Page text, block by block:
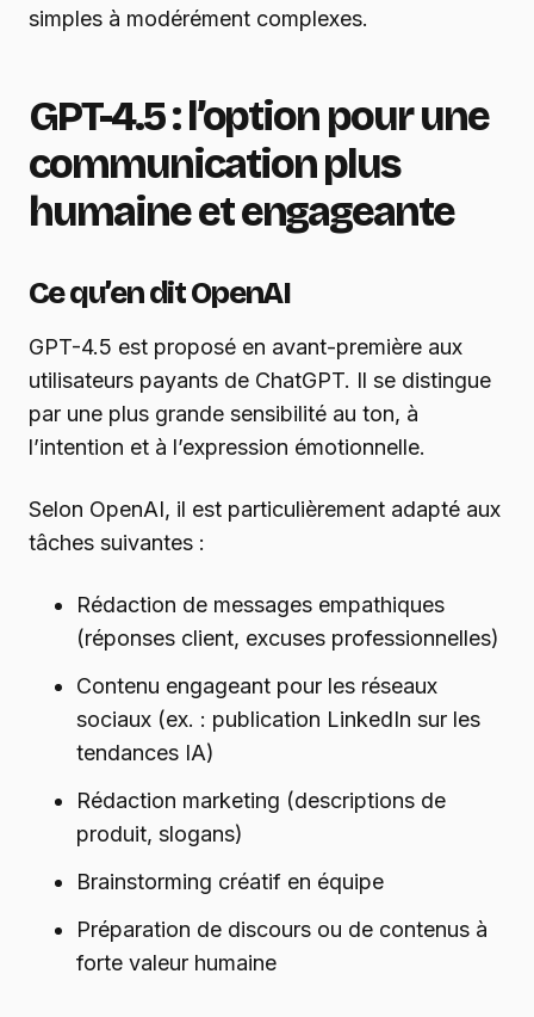
simples à modérément complexes.
GPT-4.5 : l’option pour une
communication plus
humaine et engageante
Ce qu’en dit OpenAI
GPT-4.5 est proposé en avant-première aux
utilisateurs payants de ChatGPT. Il se distingue
par une plus grande sensibilité au ton, à
l’intention et à l’expression émotionnelle.
Selon OpenAI, il est particulièrement adapté aux
tâches suivantes :
Rédaction de messages empathiques
(réponses client, excuses professionnelles)
Contenu engageant pour les réseaux
sociaux (ex. : publication LinkedIn sur les
tendances IA)
Rédaction marketing (descriptions de
produit, slogans)
Brainstorming créatif en équipe
Préparation de discours ou de contenus à
forte valeur humaine